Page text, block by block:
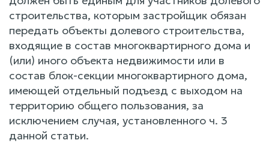
строительства, которым застройщик обязан
передать объекты долевого строительства,
входящие в состав многоквартирного дома и
(или) иного объекта недвижимости или в
состав блок-секции многоквартирного дома,
имеющей отдельный подъезд с выходом на
территорию общего пользования, за
исключением случая, установленного ч. 3
данной статьи.